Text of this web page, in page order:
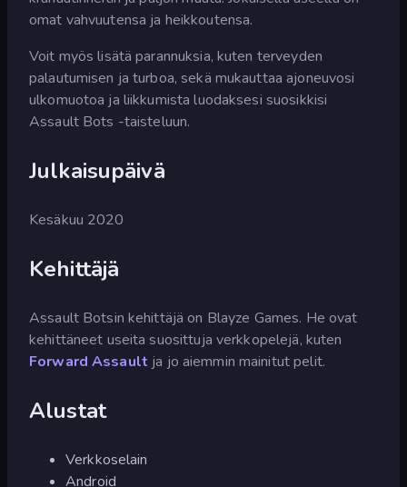
omat vahvuutensa ja heikkoutensa.
Voit myös lisätä parannuksia, kuten terveyden
palautumisen ja turboa, sekä mukauttaa ajoneuvosi
ulkomuotoa ja liikkumista luodaksesi suosikkisi
Assault Bots -taisteluun.
Julkaisupäivä
Kesäkuu 2020
Kehittäjä
Assault Botsin kehittäjä on Blayze Games. He ovat
kehittäneet useita suosittuja verkkopelejä, kuten
Forward Assault ja jo aiemmin mainitut pelit.
Alustat
Verkkoselain
Android